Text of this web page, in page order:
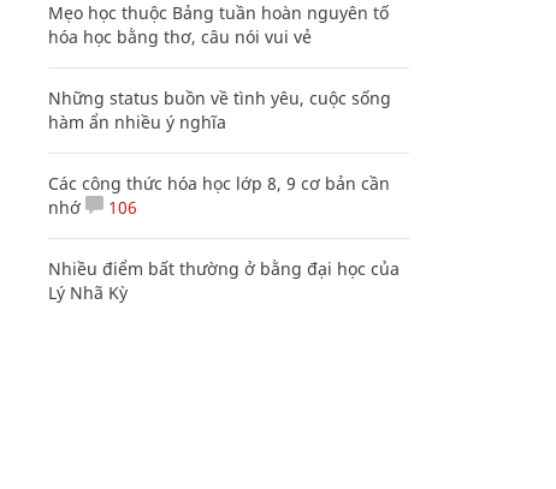
Mẹo học thuộc Bảng tuần hoàn nguyên tố
hóa học bằng thơ, câu nói vui vẻ
Những status buồn về tình yêu, cuộc sống
hàm ẩn nhiều ý nghĩa
Các công thức hóa học lớp 8, 9 cơ bản cần
nhớ
106
Nhiều điểm bất thường ở bằng đại học của
Lý Nhã Kỳ